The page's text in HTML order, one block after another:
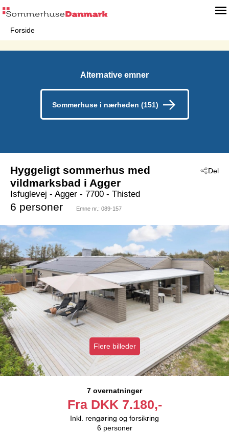
Forside
Alternative emner
Sommerhuse i nærheden (151)
Del
Hyggeligt sommerhus med
vildmarksbad i Agger
Isfuglevej - Agger - 7700 - Thisted
6 personer Emne nr.: 089-157
Flere billeder
7 overnatninger
Fra DKK 7.180,-
Inkl. rengøring og forsikring
6 personer